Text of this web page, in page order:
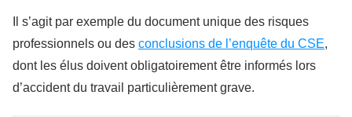
Il s’agit par exemple du document unique des risques
professionnels ou des conclusions de l’enquête du CSE,
dont les élus doivent obligatoirement être informés lors
d’accident du travail particulièrement grave.